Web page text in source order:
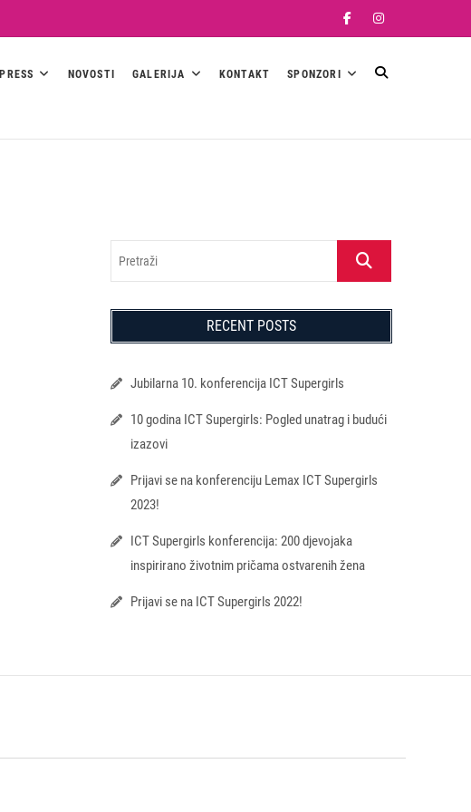
FacebookInstagram
PRESS NOVOSTI GALERIJA KONTAKT SPONZORI
Pretraži
RECENT POSTS
Jubilarna 10. konferencija ICT Supergirls
10 godina ICT Supergirls: Pogled unatrag i budući
izazovi
Prijavi se na konferenciju Lemax ICT Supergirls
2023!
ICT Supergirls konferencija: 200 djevojaka
inspirirano životnim pričama ostvarenih žena
Prijavi se na ICT Supergirls 2022!